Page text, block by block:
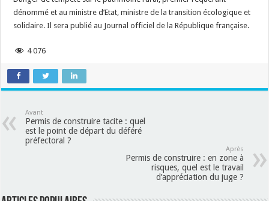
dénommé et au ministre d’Etat, ministre de la transition écologique et
solidaire. Il sera publié au Journal officiel de la République française.
4 076
Avant
Permis de construire tacite : quel
est le point de départ du déféré
préfectoral ?
Après
Permis de construire : en zone à
risques, quel est le travail
d’appréciation du juge ?